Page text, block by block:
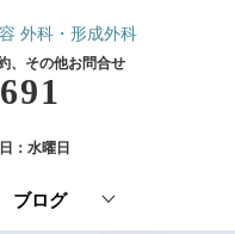
外科・形成外科
、その他お問合せ
：水曜日
ブログ